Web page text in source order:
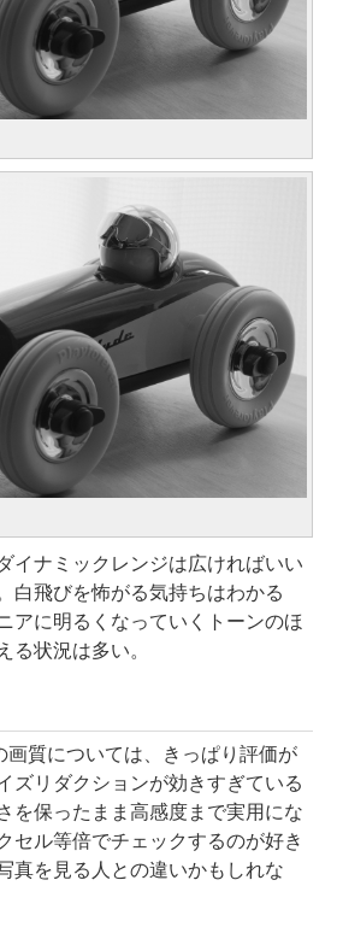
イナミックレンジは広ければいい
白飛びを怖がる気持ちはわかる
アに明るくなっていくトーンのほ
る状況は多い。
画質については、きっぱり評価が
ズリダクションが効きすぎている
を保ったまま高感度まで実用にな
セル等倍でチェックするのが好き
真を見る人との違いかもしれな